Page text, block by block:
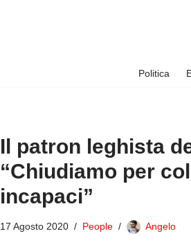
Politica
Il patron leghista
“Chiudiamo per
incapaci”
17 Agosto 2020 People Angelo